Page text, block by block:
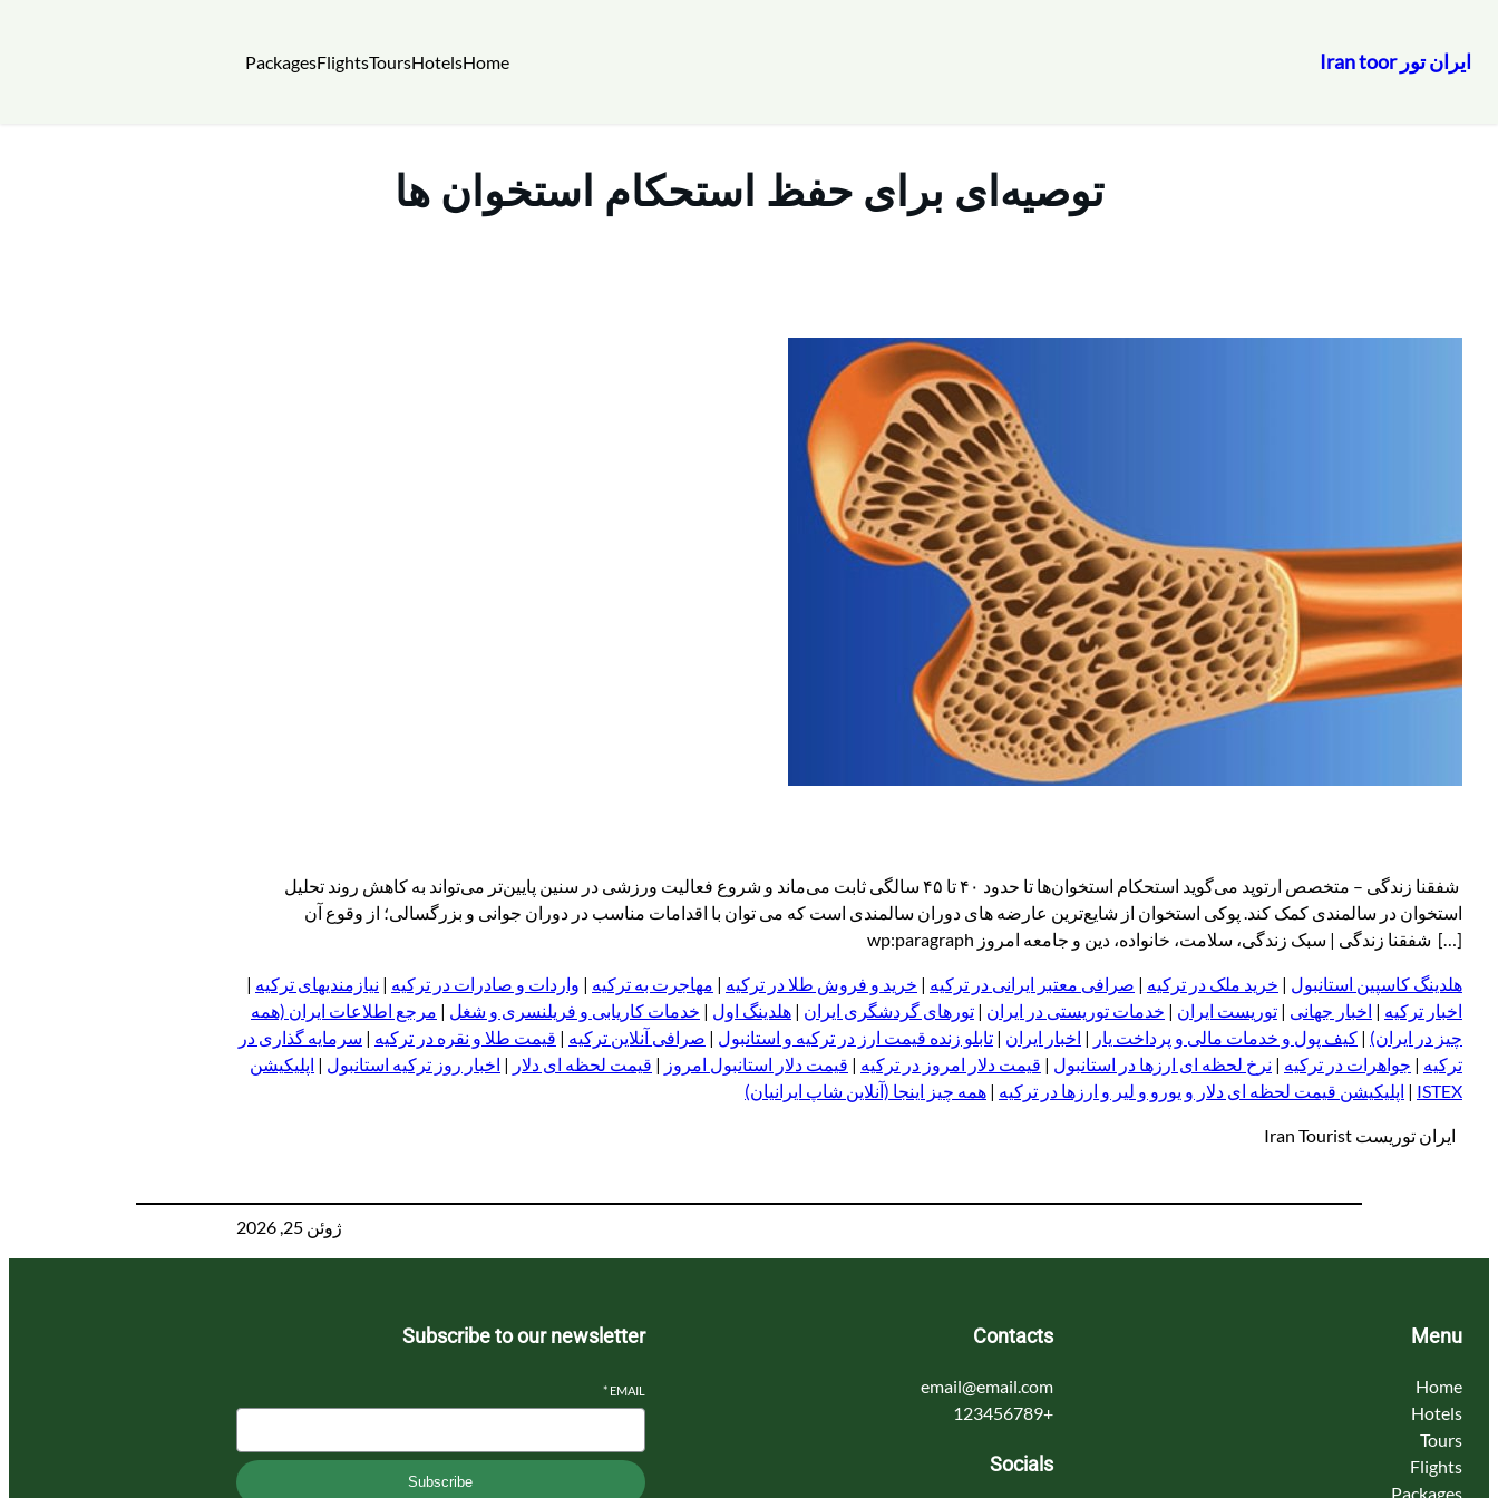
ایران تور Iran toor Home
Hotels
Tours
Flights
Packages
توصیه‌ای برای حفظ استحکام استخوان ها
شفقنا زندگی – متخصص ارتوپد می‌گوید استحکام استخوان‌ها تا حدود ۴۰ تا ۴۵ سالگی ثابت می‌ماند و شروع فعالیت ورزشی در سنین پایین‌تر می‌تواند به کاهش روند تحلیل
استخوان در سالمندی کمک کند. پوکی استخوان از شایع‌ترین عارضه های دوران سالمندی است که می توان با اقدامات مناسب در دوران جوانی و بزرگسالی؛ از وقوع آن
[…] شفقنا زندگی | سبک زندگی، سلامت، خانواده، دین و جامعه امروز wp:paragraph
هلدینگ کاسپین استانبول | خرید ملک در ترکیه | صرافی معتبر ایرانی در ترکیه | خرید و فروش طلا در ترکیه | مهاجرت به ترکیه | واردات و صادرات در ترکیه | نیازمندیهای ترکیه |
اخبار ترکیه | اخبار جهانی | توریست ایران | خدمات توریستی در ایران | تورهای گردشگری ایران | هلدینگ اول | خدمات کاریابی و فریلنسری و شغل | مرجع اطلاعات ایران (همه
چیز در ایران) | کیف پول و خدمات مالی و پرداخت یار | اخبار ایران | تابلو زنده قیمت ارز در ترکیه و استانبول | صرافی آنلاین ترکیه | قیمت طلا و نقره در ترکیه | سرمایه گذاری در
ترکیه | جواهرات در ترکیه | نرخ لحظه ای ارزها در استانبول | قیمت دلار امروز در ترکیه | قیمت دلار استانبول امروز | قیمت لحظه ای دلار | اخبار روز ترکیه استانبول | اپلیکیشن
ISTEX
| اپلیکیشن قیمت لحظه ای دلار و یورو و لیر و ار زها در ترکیه | همه چیز اینجا (آنلاین شاپ ایرانیان)
ایران توریست Iran Tourist
ژوئن 25, 2026
Menu
Home
Hotels
Tours
Flights
Packages
Contacts
email@email.com
+123456789
Socials
Subscribe to our newsletter
EMAIL
*
Subscribe